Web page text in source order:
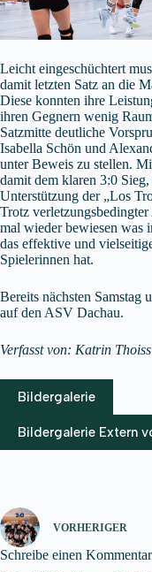
Leicht eingeschüchtert
damit letzten Satz an die
Diese konnten ihre
ihren Gegnern wenig
Satzmitte deutliche
Isabella Schön und
unter Beweis zu stellen.
damit dem klaren 3:0
Unterstützung der „Los
Trotz
mal wieder bewiesen was
das effektive und
Spielerinnen hat.
Bereits nächsten
auf den ASV Dachau.
Verfasst von: Katrin Thoiss
Bildergalerie
Bildergalerie Extern
VORHERIGER
Schreibe einen Kommentar